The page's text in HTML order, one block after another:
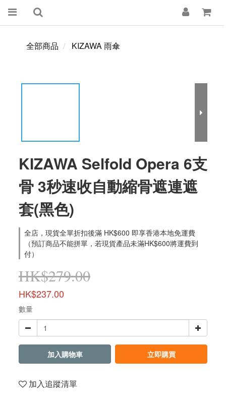
全部商品 KIZAWA 雨傘
KIZAWA Selfold Opera 6支
骨 3秒速收自動縮骨遮連遮
套(黑色)
全店，現貨全單折扣後滿 HK$600 即享香港本地免運費
（預訂商品不能拼單，若現貨產品未滿HK$600將運費到
付）
HK$279.00
HK$237.00
數量
加入購物車 立即購買
加入追蹤清單